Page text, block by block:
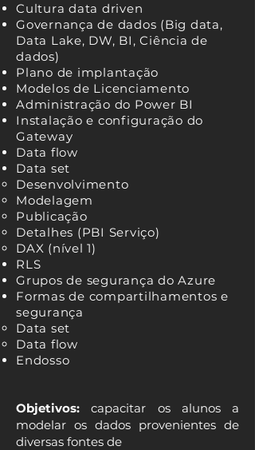
Cultura data driven
Governança de dados (Big data,
Data Lake, DW, BI, Ciência de
dados)
Plano de implantação
Modelos de Licenciamento
Administração do Power BI
Instalação e configuração do
Gateway
Data flow
Data set
Desenvolvimento
Modelagem
Publicação
Detalhes (PBI Serviço)
DAX (nível 1)
RLS
Grupos de segurança do Azure
Formas de compartilhamentos e
segurança
Data set
Data flow
Endosso
Objetivos: capacitar os alunos a
modelar os dados provenientes de
diversas fontes de